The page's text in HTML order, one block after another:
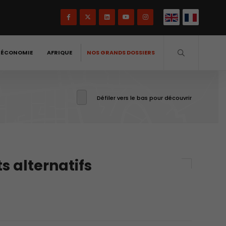
AFRIQUE NOS GRANDS DOSSIERS
Défiler vers le bas pour découvrir
alternatifs